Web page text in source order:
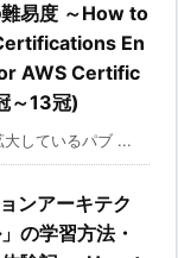
易度 ～How to
En
AWS Certific
～13冠)
しているパブ ...
ンアーキテク
の学習方法・